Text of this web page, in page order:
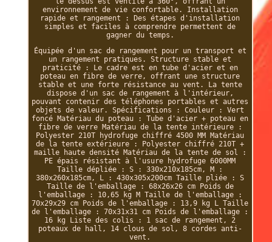
environnement de vie confortable. Installation
rapide et rangement : Des étapes d'installation
simples et faciles à comprendre permettent de
gagner du temps.
Équipée d'un sac de rangement pour un transport et
un rangement pratiques. Structure stable et
praticité : Le cadre est en tube d'acier et en
poteau en fibre de verre, offrant une structure
stable et une forte résistance au vent. La tente
dispose d'un sac de rangement à l'intérieur,
pouvant contenir des téléphones portables et autres
objets de valeur. Spécifications : Couleur : Vert
foncé Matériau du poteau : Tube d'acier + poteau en
fibre de verre Matériau de la tente intérieure :
Polyester 210T hydrofuge chiffré 4500 MM Matériau
de la tente extérieure : Polyester chiffré 210T +
maille haute densité Matériau de la tente de sol :
PE épais résistant à l'usure hydrofuge 6000MM
Taille dépliée : S : 330x210x185cm, M :
380x260x185cm, L : 430x305x200cm Taille pliée : S
Taille de l'emballage : 68x26x26 cm Poids de
l'emballage : 10,65 kg M Taille de l'emballage :
70x29x29 cm Poids de l'emballage : 13,9 kg L Taille
de l'emballage : 70x31x31 cm Poids de l'emballage :
16 kg Liste des colis : 1 sac de rangement, 2
poteaux de hall, 14 clous de sol, 8 cordes anti-
vent.